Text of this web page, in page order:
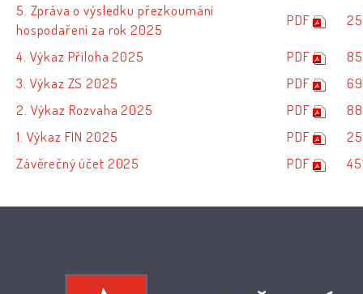
5. Zpráva o výsledku přezkoumání
hospodaření za rok 2025
PDF
4. Výkaz Příloha 2025 PDF
3. Výkaz ZS 2025
PDF
2. Výkaz Rozvaha 2025
PDF
1. Výkaz FIN 2025
PDF
Závěrečný účet 2025
PDF